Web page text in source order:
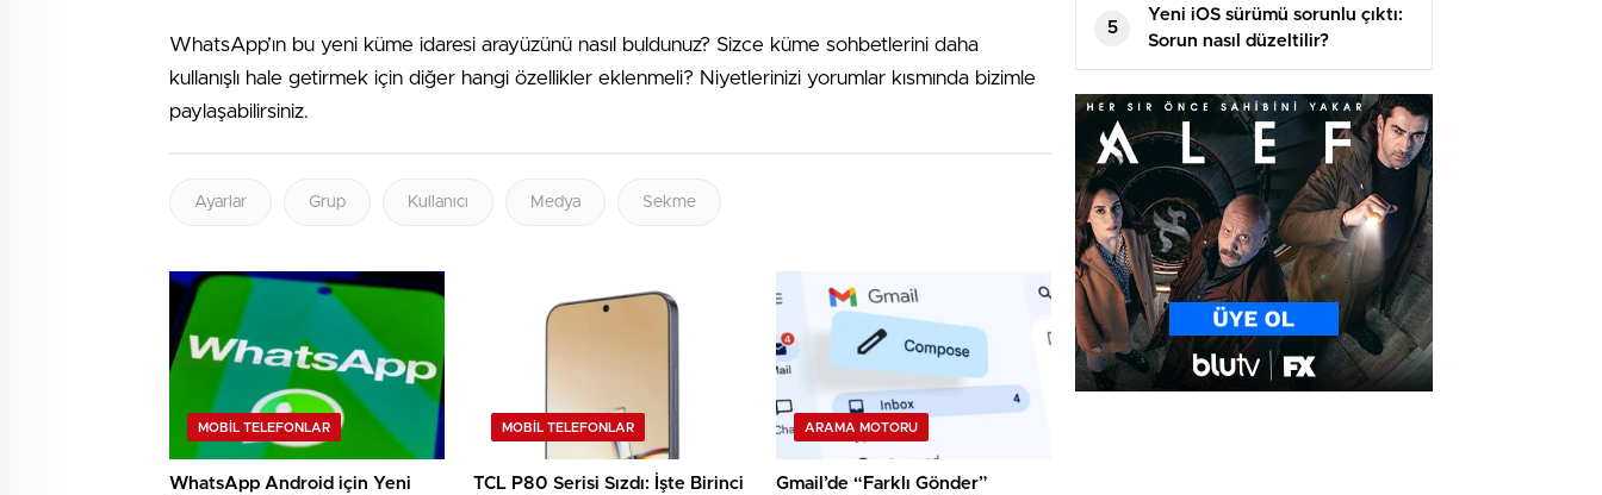
WhatsApp’ın bu yeni küme idaresi arayüzünü nasıl buldunuz? Sizce küme sohbetlerini daha
kullanışlı hale getirmek için diğer hangi özellikler eklenmeli? Niyetlerinizi yorumlar kısmında bizimle
paylaşabilirsiniz.
Ayarlar Grup Kullanıcı Medya Sekme
MOBIL TELEFONLAR
WhatsApp Android için Yeni
MOBIL TELEFONLAR
TCL P80 Serisi Sızdı: İşte Birinci
ARAMA MOTORU
Gmail’de “Farklı Gönder”
5
Yeni iOS sürümü sorunlu çıktı:
Sorun nasıl düzeltilir?